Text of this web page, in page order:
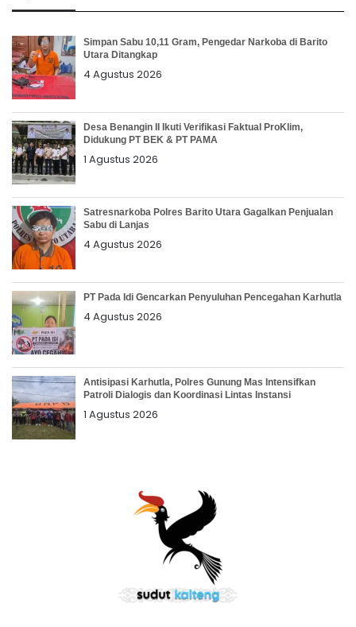
Simpan Sabu 10,11 Gram, Pengedar Narkoba di Barito
Utara Ditangkap
4 Agustus 2026
Desa Benangin II Ikuti Verifikasi Faktual ProKlim,
Didukung PT BEK & PT PAMA
1 Agustus 2026
Satresnarkoba Polres Barito Utara Gagalkan Penjualan
Sabu di Lanjas
4 Agustus 2026
PT Pada Idi Gencarkan Penyuluhan Pencegahan Karhutla
4 Agustus 2026
Antisipasi Karhutla, Polres Gunung Mas Intensifkan
Patroli Dialogis dan Koordinasi Lintas Instansi
1 Agustus 2026